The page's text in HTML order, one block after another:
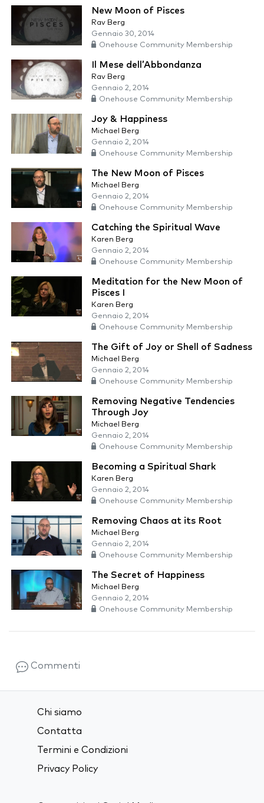
New Moon of Pisces
Rav Berg
Gennaio 30, 2014
Onehouse Community Membership
Il Mese dell’Abbondanza
Rav Berg
Gennaio 2, 2014
Onehouse Community Membership
Joy & Happiness
Michael Berg
Gennaio 2, 2014
Onehouse Community Membership
The New Moon of Pisces
Michael Berg
Gennaio 2, 2014
Onehouse Community Membership
Catching the Spiritual Wave
Karen Berg
Gennaio 2, 2014
Onehouse Community Membership
Meditation for the New Moon of
Pisces I
Karen Berg
Gennaio 2, 2014
Onehouse Community Membership
The Gift of Joy or Shell of Sadness
Michael Berg
Gennaio 2, 2014
Onehouse Community Membership
Removing Negative Tendencies
Through Joy
Michael Berg
Gennaio 2, 2014
Onehouse Community Membership
Becoming a Spiritual Shark
Karen Berg
Gennaio 2, 2014
Onehouse Community Membership
Removing Chaos at its Root
Michael Berg
Gennaio 2, 2014
Onehouse Community Membership
The Secret of Happiness
Michael Berg
Gennaio 2, 2014
Onehouse Community Membership
Commenti
Chi siamo
Contatta
Termini e Condizioni
Privacy Policy